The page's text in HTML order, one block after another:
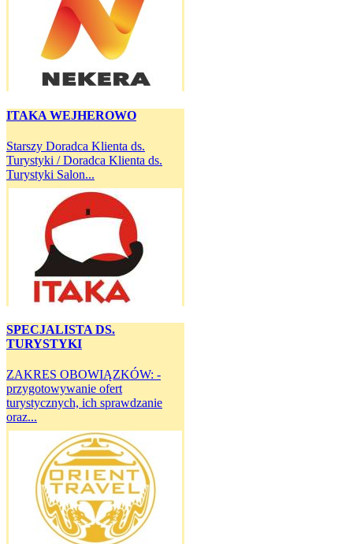
ITAKA WEJHEROWO
Starszy Doradca Klienta ds.
Turystyki / Doradca Klienta ds.
Turystyki Salon...
SPECJALISTA DS.
TURYSTYKI
ZAKRES OBOWIĄZKÓW: -
przygotowywanie ofert
turystycznych, ich sprawdzanie
oraz...